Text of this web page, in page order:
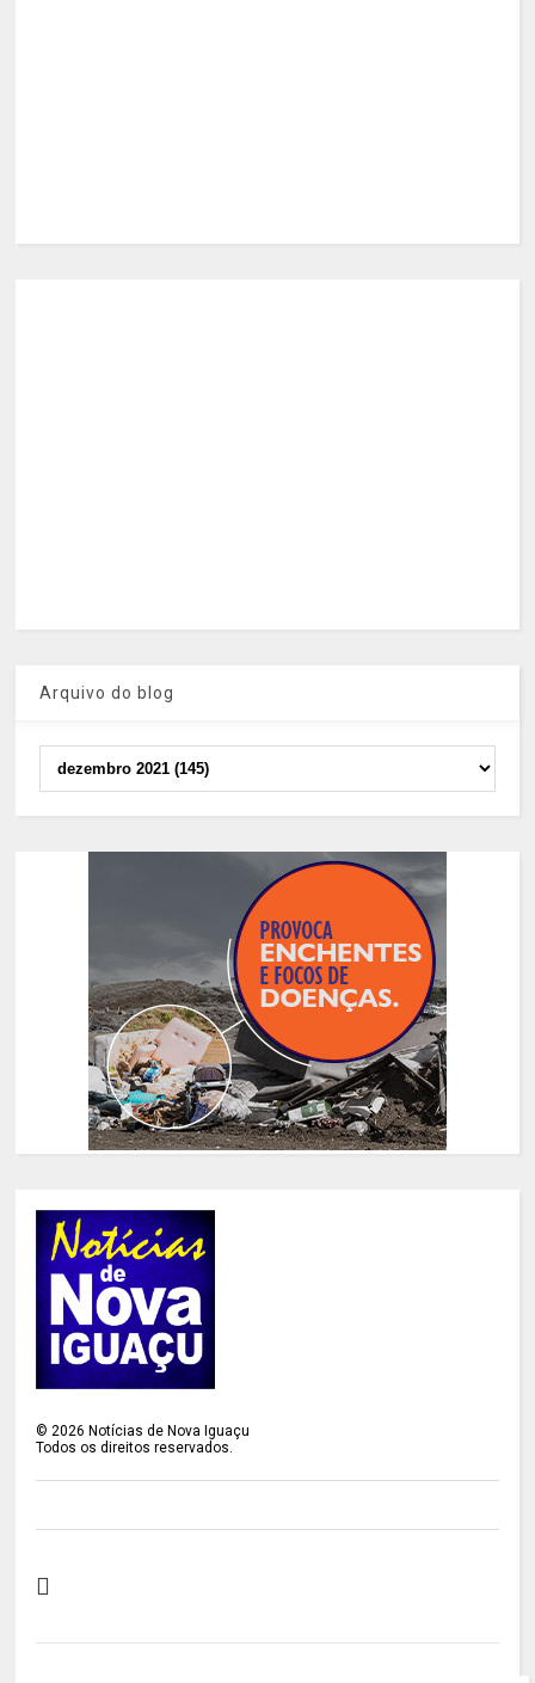
Arquivo do blog
©2026 Notícias de Nova Iguaçu
Todos os direitos reservados.